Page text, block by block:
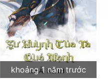
khoảng 1 năm trước